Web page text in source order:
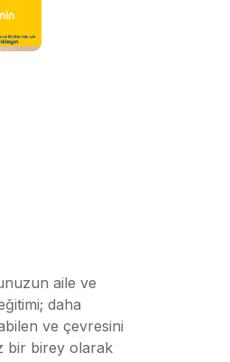
aile ve
daha
ve çevresini
bir birey olarak